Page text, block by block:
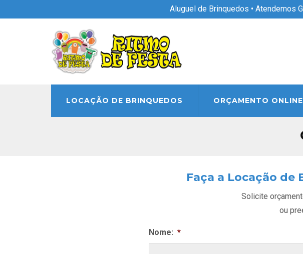
Aluguel de Brinquedos • Atendemos
LOCAÇÃO DE BRINQUEDOS ORÇAMENTO ONLINE
Faça a Locação
Solicite
ou
Nome: *